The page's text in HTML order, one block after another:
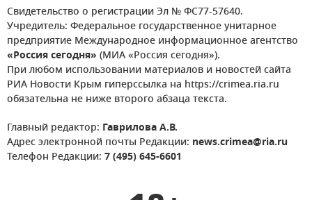
Свидетельство о регистрации Эл № ФС77-57640.
Учредитель: Федеральное государственное унитарное
предприятие Международное информационное агентство
«Россия сегодня» (МИА «Россия сегодня»).
При любом использовании материалов и новостей сайта
РИА Новости Крым гиперссылка на https://crimea.ria.ru
обязательна не ниже второго абзаца текста.
Главный редактор: Гаврилова А.В.
Адрес электронной почты Редакции: news.crimea@ria.ru
Телефон Редакции: 7 (495) 645-6601